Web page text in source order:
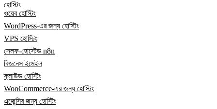
হোস্টিং
ওয়েব হোস্টিং
WordPress-এর জন্য হোস্টিং
VPS হোস্টিং
সেলফ-হোস্টেড n8n
বিজনেস ইমেইল
ক্লাউড হোস্টিং
WooCommerce-এর জন্য হোস্টিং
এজেন্সির জন্য হোস্টিং